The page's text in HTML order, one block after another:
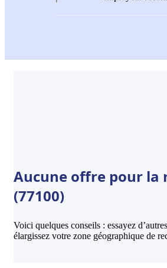
Aucune offre pour la
(77100)
Voici quelques conseils : essayez
élargissez votre zone géographique de